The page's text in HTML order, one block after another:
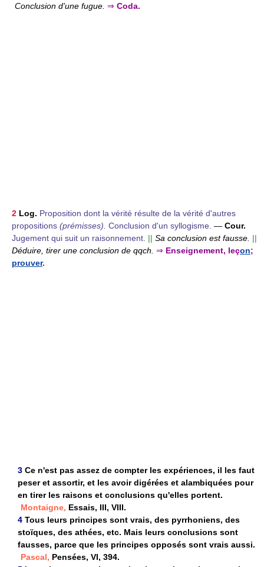
Conclusion d'une fugue. ⇒ Coda.
2 Log. Proposition dont la vérité résulte de la vérité d'autres
propositions (prémisses). Conclusion d'un syllogisme. — Cour.
Jugement qui suit un raisonnement. || Sa conclusion est fausse. ||
Déduire, tirer une conclusion de qqch. ⇒ Enseignement, leçon;
prouver.
3 Ce n'est pas assez de compter les expériences, il les faut
peser et assortir, et les avoir digérées et alambiquées pour
en tirer les raisons et conclusions qu'elles portent.
Montaigne, Essais, III, VIII.
4 Tous leurs principes sont vrais, des pyrrhoniens, des
stoïques, des athées, etc. Mais leurs conclusions sont
fausses, parce que les principes opposés sont vrais aussi.
Pascal, Pensées, VI, 394.